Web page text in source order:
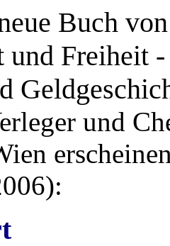
Buch
und Freiheit
und